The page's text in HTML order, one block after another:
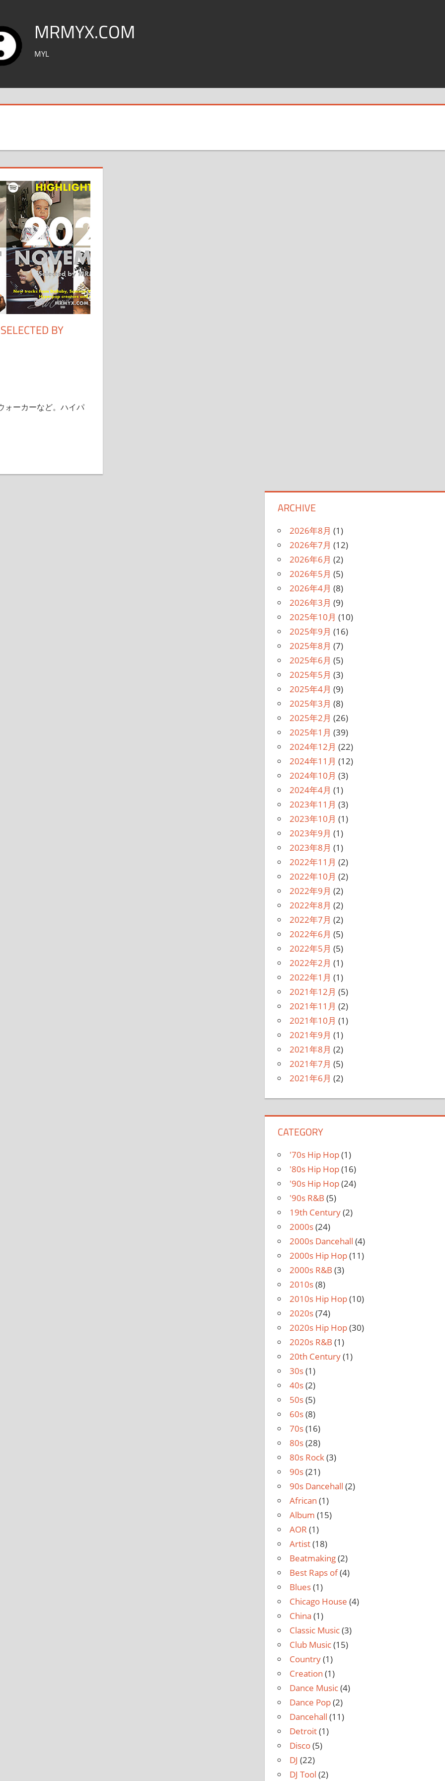
MRMYX.COM
MYL
BY
ォーカーなど。ハイパ
ARCHIVE
2026年8月 (1)
2026年7月 (12)
2026年6月 (2)
2026年5月 (5)
2026年4月 (8)
2026年3月 (9)
2025年10月 (10)
2025年9月 (16)
2025年8月 (7)
2025年6月 (5)
2025年5月 (3)
2025年4月 (9)
2025年3月 (8)
2025年2月 (26)
2025年1月 (39)
2024年12月 (22)
2024年11月 (12)
2024年10月 (3)
2024年4月 (1)
2023年11月 (3)
2023年10月 (1)
2023年9月 (1)
2023年8月 (1)
2022年11月 (2)
2022年10月 (2)
2022年9月 (2)
2022年8月 (2)
2022年7月 (2)
2022年6月 (5)
2022年5月 (5)
2022年2月 (1)
2022年1月 (1)
2021年12月 (5)
2021年11月 (2)
2021年10月 (1)
2021年9月 (1)
2021年8月 (2)
2021年7月 (5)
2021年6月 (2)
CATEGORY
'70s Hip Hop(1)
'80s Hip Hop(16)
'90s Hip Hop(24)
'90s R&B (5)
19th Century(2)
2000s(24)
2000s Dancehall (4)
2000s Hip Hop(11)
2000s R&B (3)
2010s(8)
2010s Hip Hop(10)
2020s(74)
2020s Hip Hop(30)
2020s R&B (1)
20th Century(1)
30s(1)
40s(2)
50s(5)
60s(8)
70s(16)
80s(28)
80s Rock(3)
90s(21)
90s Dancehall (2)
African (1)
Album (15)
AOR (1)
Artist(18)
Beatmaking(2)
Best Raps of(4)
Blues(1)
Chicago House (4)
China (1)
Classic Music(3)
Club Music(15)
Country(1)
Creation (1)
Dance Music(4)
Dance Pop(2)
Dancehall (11)
Detroit(1)
Disco(5)
DJ (22)
DJ Tool (2)